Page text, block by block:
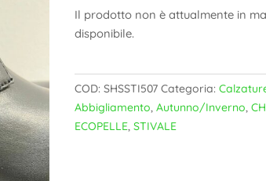
Il prodotto non è attualmente in
disponibile.
COD:SHSSTI507 Categoria:
Abbigliamento,Autunno/Inverno,
ECOPELLE,STIVALE